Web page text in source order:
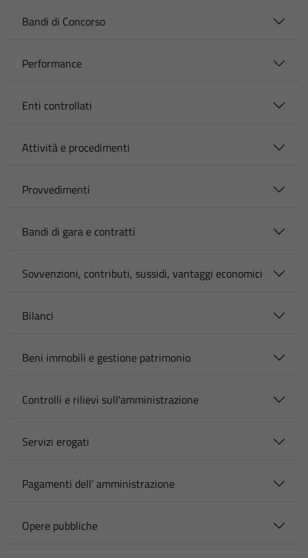
Bandi di Concorso
Performance
Enti controllati
Attività e procedimenti
Provvedimenti
Bandi di gara e contratti
Sovvenzioni, contributi, sussidi, vantaggi economici
Bilanci
Beni immobili e gestione patrimonio
Controlli e rilievi sull'amministrazione
Servizi erogati
Pagamenti dell' amministrazione
Opere pubbliche